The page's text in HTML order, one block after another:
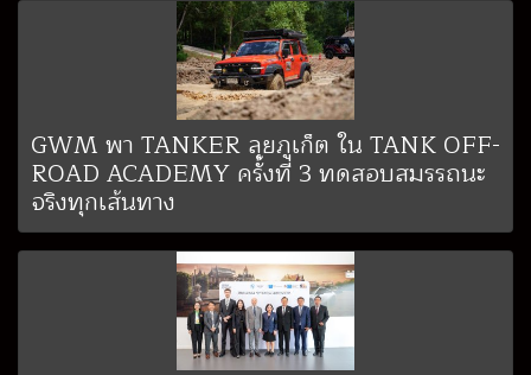
GWM พา TANKER ลุยภูเก็ต ใน TANK OFF-
ROAD ACADEMY ครั้งที่ 3 ทดสอบสมรรถนะ
จริงทุกเส้นทาง